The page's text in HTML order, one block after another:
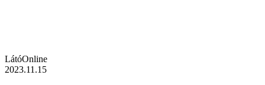
LátóOnline
2023.11.15